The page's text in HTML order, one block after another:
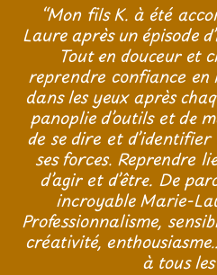
“Mon fils K. à été
Laure après un épisode
Tout en douceur et
reprendre confiance en
dans les yeux après
panoplie d’outils et de
de se dire et
ses forces. Reprendre
d’agir et d’être. De
incroyable Marie-
Professionnalisme,
créativité,
à tous